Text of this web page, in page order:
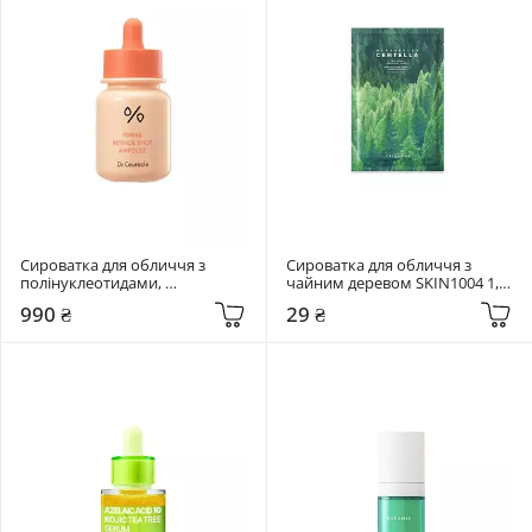
Сироватка для обличчя з
полінуклеотидами,
ретинолом та спікулами Dr.
Ceuracle 30 мл PDRN & Retinol
990 ₴
Сироватка для обличчя з
чайним деревом SKIN1004 1,5
мл Madagascar Centella Tea-
Trica Relief Ampoule
29 ₴